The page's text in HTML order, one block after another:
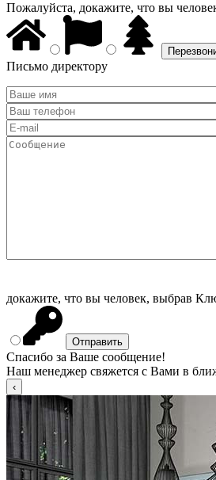
Пожалуйста, докажите, что вы
Письмо директору
докажите, что вы человек, выбрав
Спасибо за Ваше сообщение!
Наш менеджер свяжется с Вами в